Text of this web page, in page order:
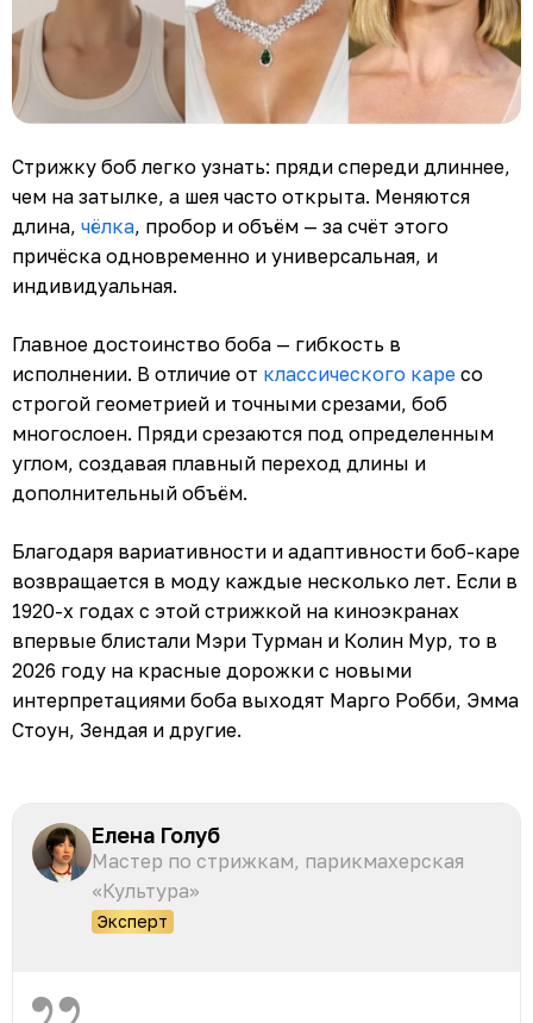
Стрижку боб легко узнать: пряди спереди длиннее,
чем на затылке, а шея часто открыта. Меняются
длина, чёлка, пробор и объём — за счёт этого
причёска одновременно и универсальная, и
индивидуальная.
Главное достоинство боба — гибкость в
исполнении. В отличие от классического каре со
строгой геометрией и точными срезами, боб
многослоен. Пряди срезаются под определенным
углом, создавая плавный переход длины и
дополнительный объём.
Благодаря вариативности и адаптивности боб-каре
возвращается в моду каждые несколько лет. Если в
1920-х годах с этой стрижкой на киноэкранах
впервые блистали Мэри Турман и Колин Мур, то в
2026 году на красные дорожки с новыми
интерпретациями боба выходят Марго Робби, Эмма
Стоун, Зендая и другие.
Елена Голуб
Мастер по стрижкам, парикмахерская
«Культура»
Эксперт